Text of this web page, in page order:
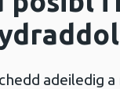
adeiledig